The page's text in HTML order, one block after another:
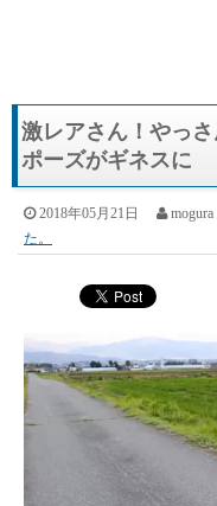
激レアさん！やっ
ポーズがギネスに
2018年05月21日 mogura
た。